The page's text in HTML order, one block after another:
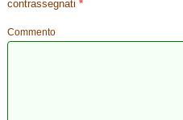
contrassegnati*
Commento